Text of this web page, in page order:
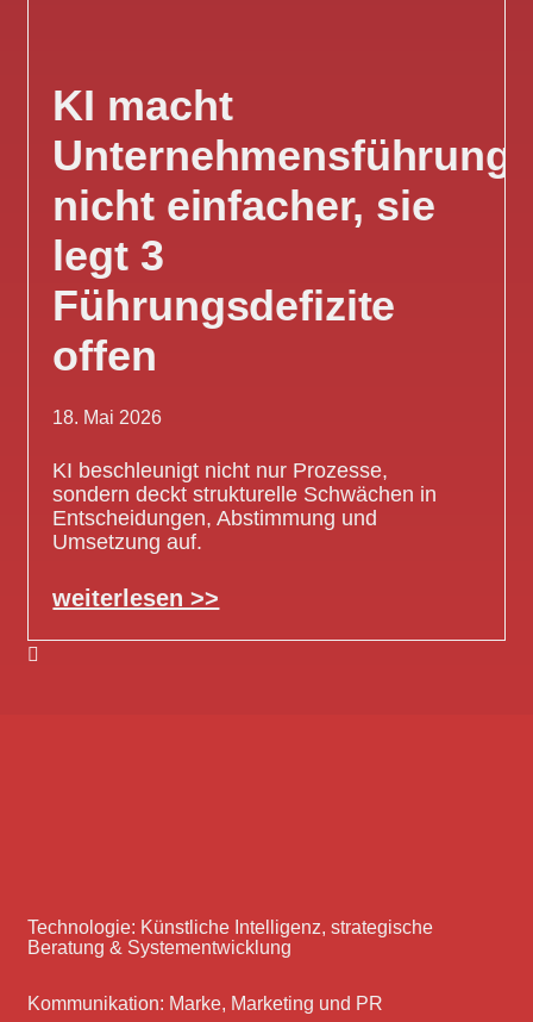
KI macht
Unternehmensführung
nicht einfacher, sie
legt 3
Führungsdefizite
offen
18. Mai 2026
KI beschleunigt nicht nur Prozesse,
sondern deckt strukturelle Schwächen in
Entscheidungen, Abstimmung und
Umsetzung auf.
weiterlesen >>
Technologie: Künstliche Intelligenz, strategische
Beratung & Systementwicklung
Kommunikation: Marke, Marketing und PR